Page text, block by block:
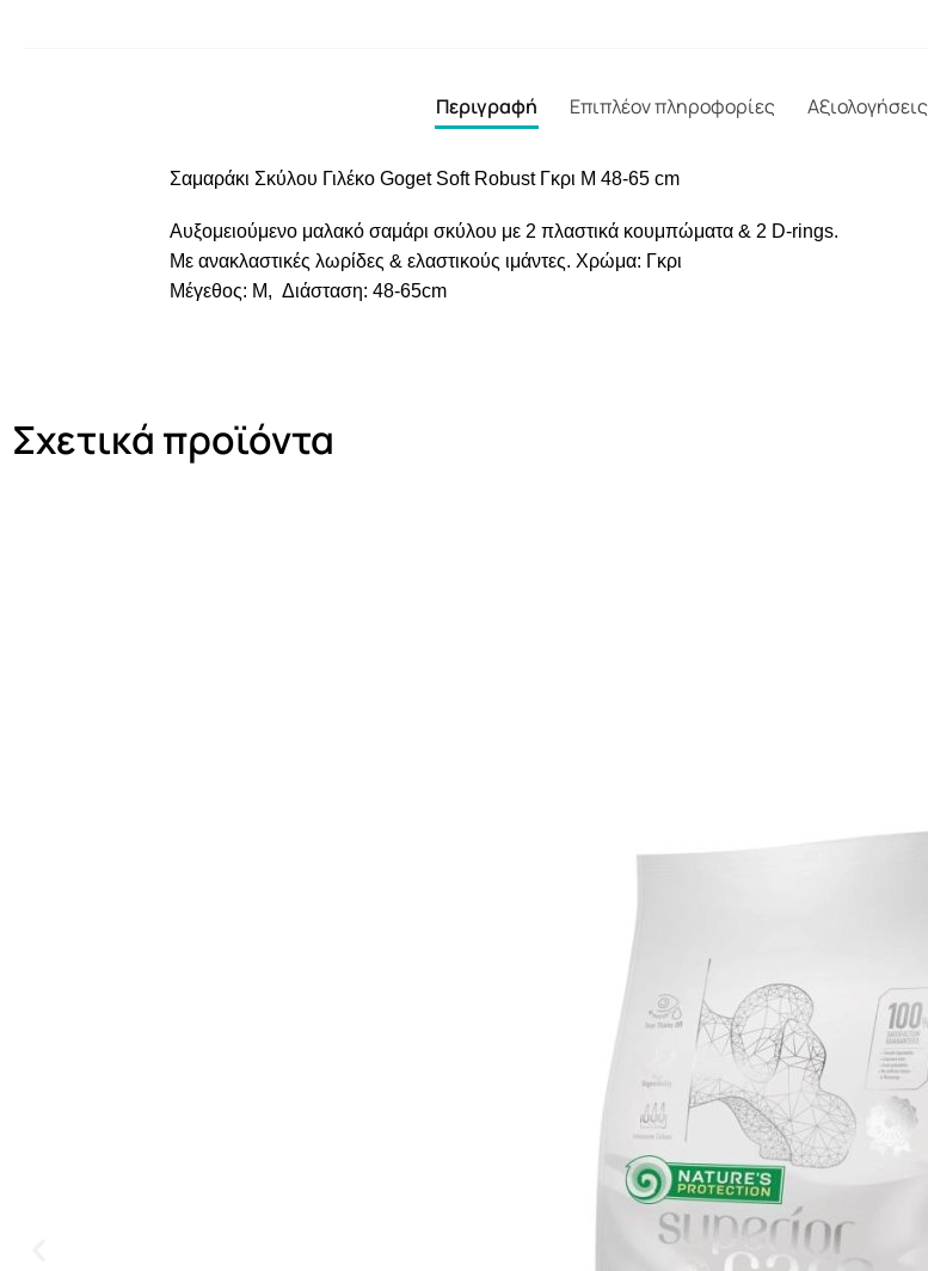
Περιγραφή Επιπλέον πληροφορίες Αξιολογήσεις
Σαμαράκι Σκύλου Γιλέκο Goget Soft Robust Γκρι M 48-65 cm
Αυξομειούμενο μαλακό σαμάρι σκύλου με 2 πλαστικά κουμπώματα & 2 D-rings.
Με ανακλαστικές λωρίδες & ελαστικούς ιμάντες. Χρώμα: Γκρι
Μέγεθος: M, Διάσταση: 48-65cm
Σχετικά προϊόντα